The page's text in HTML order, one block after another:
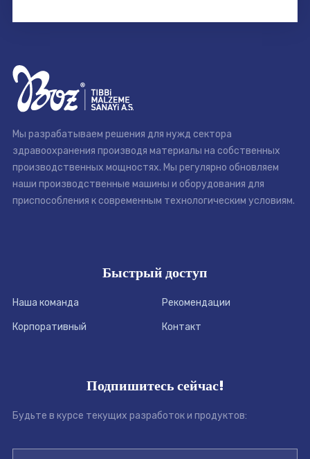
Мы разрабатываем решения для нужд сектора
здравоохранения производя материалы на собственных
производственных мощностях. Мы регулярно обновляем
наши производственные машины и оборудования для
приспособления к современным технологическим условиям.
Быстрый доступ
Наша команда Рекомендации
Корпоративный Контакт
Подпишитесь сейчас!
Будьте в курсе текущих разработок и продуктов: